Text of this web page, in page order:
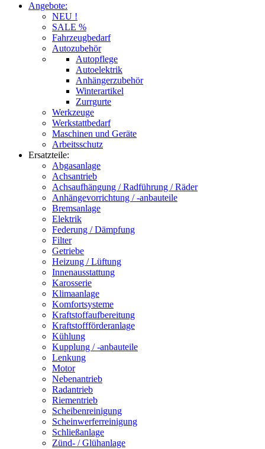
Angebote:
NEU !
SALE %
Fahrzeugbedarf
Autozubehör
Autopflege
Autoelektrik
Anhängerzubehör
Winterartikel
Zurrgurte
Werkzeuge
Werkstattbedarf
Maschinen und Geräte
Arbeitsschutz
Ersatzteile:
Abgasanlage
Achsantrieb
Achsaufhängung / Radführung / Räder
Anhängevorrichtung / -anbauteile
Bremsanlage
Elektrik
Federung / Dämpfung
Filter
Getriebe
Heizung / Lüftung
Innenausstattung
Karosserie
Klimaanlage
Komfortsysteme
Kraftstoffaufbereitung
Kraftstoffförderanlage
Kühlung
Kupplung / -anbauteile
Lenkung
Motor
Nebenantrieb
Radantrieb
Riementrieb
Scheibenreinigung
Scheinwerferreinigung
Schließanlage
Zünd- / Glühanlage